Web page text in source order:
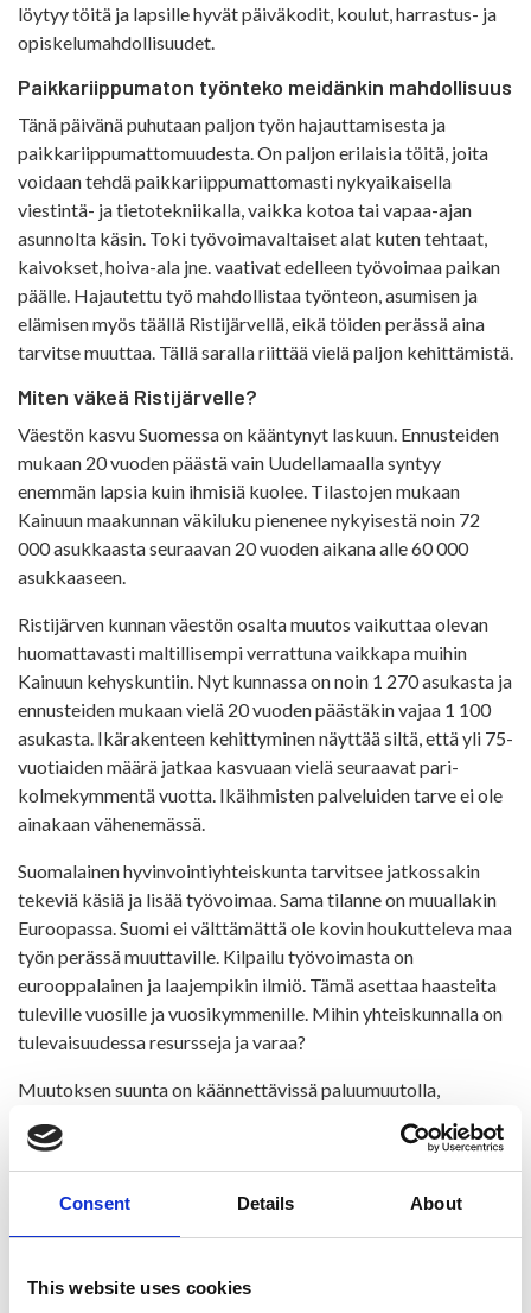
Consent Details About
This website uses cookies
löytyy töitä ja lapsille hyvät päiväkodit, koulut, harrastus- ja
opiskelumahdollisuudet.
Paikkariippumaton työnteko meidänkin mahdollisuus
Tänä päivänä puhutaan paljon työn hajauttamisesta ja
paikkariippumattomuudesta. On paljon erilaisia töitä, joita
voidaan tehdä paikkariippumattomasti nykyaikaisella
viestintä- ja tietotekniikalla, vaikka kotoa tai vapaa-ajan
asunnolta käsin. Toki työvoimavaltaiset alat kuten tehtaat,
kaivokset, hoiva-ala jne. vaativat edelleen työvoimaa paikan
päälle. Hajautettu työ mahdollistaa työnteon, asumisen ja
elämisen myös täällä Ristijärvellä, eikä töiden perässä aina
tarvitse muuttaa. Tällä saralla riittää vielä paljon kehittämistä.
Miten väkeä Ristijärvelle?
Väestön kasvu Suomessa on kääntynyt laskuun. Ennusteiden
mukaan 20 vuoden päästä vain Uudellamaalla syntyy
enemmän lapsia kuin ihmisiä kuolee. Tilastojen mukaan
Kainuun maakunnan väkiluku pienenee nykyisestä noin 72
000 asukkaasta seuraavan 20 vuoden aikana alle 60 000
asukkaaseen.
Ristijärven kunnan väestön osalta muutos vaikuttaa olevan
huomattavasti maltillisempi verrattuna vaikkapa muihin
Kainuun kehyskuntiin. Nyt kunnassa on noin 1 270 asukasta ja
ennusteiden mukaan vielä 20 vuoden päästäkin vajaa 1 100
asukasta. Ikärakenteen kehittyminen näyttää siltä, että yli 75-
vuotiaiden määrä jatkaa kasvuaan vielä seuraavat pari-
kolmekymmentä vuotta. Ikäihmisten palveluiden tarve ei ole
ainakaan vähenemässä.
Suomalainen hyvinvointiyhteiskunta tarvitsee jatkossakin
tekeviä käsiä ja lisää työvoimaa. Sama tilanne on muuallakin
Euroopassa. Suomi ei välttämättä ole kovin houkutteleva maa
työn perässä muuttaville. Kilpailu työvoimasta on
eurooppalainen ja laajempikin ilmiö. Tämä asettaa haasteita
tuleville vuosille ja vuosikymmenille. Mihin yhteiskunnalla on
tulevaisuudessa resursseja ja varaa?
Muutoksen suunta on käännettävissä paluumuutolla,
peruskorjattu asuntoja. Kuntaan saatiin myös